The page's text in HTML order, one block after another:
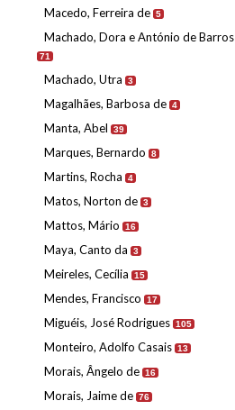
Macedo, Ferreira de 5
Machado, Dora e António de Barros
71
Machado, Utra 3
Magalhães, Barbosa de 4
Manta, Abel 39
Marques, Bernardo 8
Martins, Rocha 4
Matos, Norton de 3
Mattos, Mário 16
Maya, Canto da 3
Meireles, Cecília 15
Mendes, Francisco 17
Miguéis, José Rodrigues 105
Monteiro, Adolfo Casais 13
Morais, Ângelo de 16
Morais, Jaime de 76